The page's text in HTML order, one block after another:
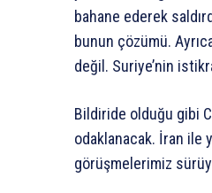
bahane ederek
bunun çözümü.
değil. Suriye’nin
Bildiride olduğu gibi
odaklanacak. İran ile
görüşmelerimiz